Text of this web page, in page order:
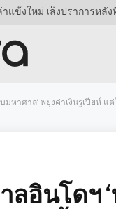
มหาศาล’ พยุงค่าเงินรูเปียห์
ลอินโดฯ